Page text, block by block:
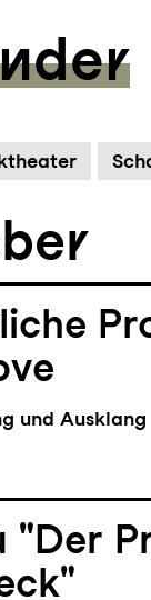
von Georg
und Ausklang
"Der